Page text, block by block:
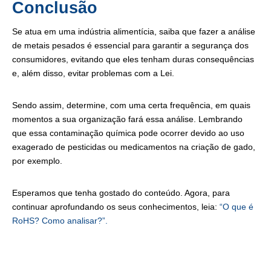
Conclusão
Se atua em uma indústria alimentícia, saiba que fazer a análise
de metais pesados é essencial para garantir a segurança dos
consumidores, evitando que eles tenham duras consequências
e, além disso, evitar problemas com a Lei.
Sendo assim, determine, com uma certa frequência, em quais
momentos a sua organização fará essa análise. Lembrando
que essa contaminação química pode ocorrer devido ao uso
exagerado de pesticidas ou medicamentos na criação de gado,
por exemplo.
Esperamos que tenha gostado do conteúdo. Agora, para
continuar aprofundando os seus conhecimentos, leia: “O que é
RoHS? Como analisar?”.